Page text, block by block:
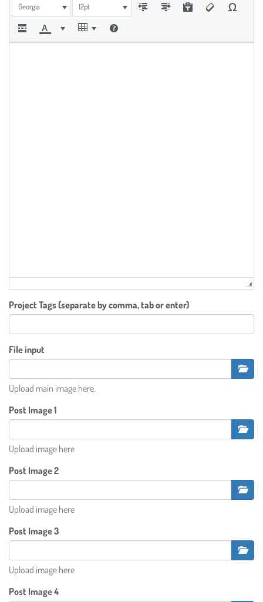
Georgia 12pt
Project Tags (separate by comma, tab or enter)
File input
Upload main image here.
Post Image 1
Upload image here
Post Image 2
Upload image here
Post Image 3
Upload image here
Post Image 4